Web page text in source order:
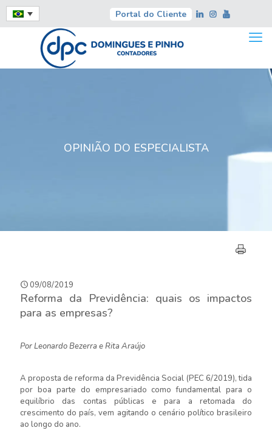
Portal do Cliente
OPINIÃO DO ESPECIALISTA
09/08/2019
Reforma da Previdência: quais os impactos
para as empresas?
Por Leonardo Bezerra e Rita Araújo
A proposta de reforma da Previdência Social (PEC 6/2019), tida
por boa parte do empresariado como fundamental para o
equilíbrio das contas públicas e para a retomada do
crescimento do país, vem agitando o cenário político brasileiro
ao longo do ano.